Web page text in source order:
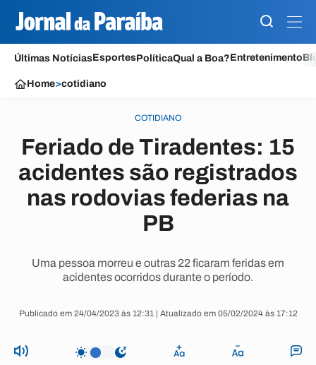
Últimas NotíciasEsportesPolíticaQual a Boa?Entretenimento
Home>cotidiano
COTIDIANO
Feriado de Tiradentes: 15
acidentes são registrados
nas rodovias federias na
PB
Uma pessoa morreu e outras 22 ficaram feridas em
acidentes ocorridos durante o período.
Publicado em 24/04/2023 às 12:31 | Atualizado em 05/02/2024 às 17:12